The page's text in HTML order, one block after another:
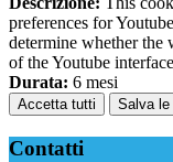
preferences for
determine whether the
of the Youtube
Durata: 6 mesi
Accetta tutti Salva le
Contatti